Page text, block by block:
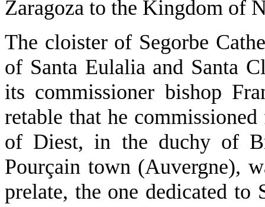
Zaragoza to the Kingdom of
The cloister of Segorbe
of Santa Eulalia and Santa
its commissioner bishop
retable that he
of Diest, in the duchy of
Pourçain town (Auvergne),
prelate, the one dedicated to